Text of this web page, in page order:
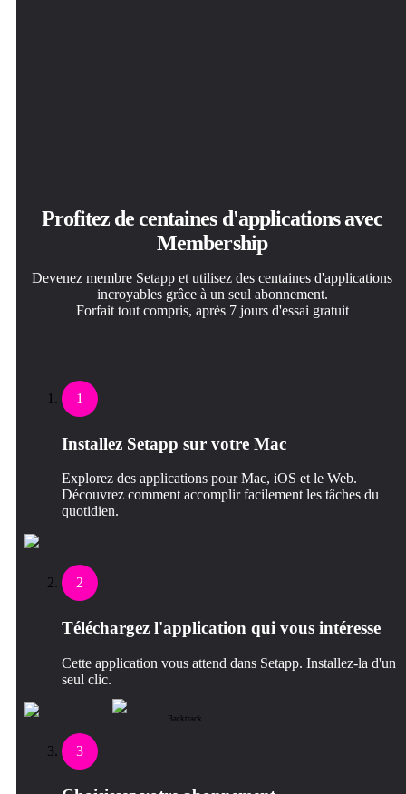
Profitez de centaines d'applications avec
Membership
Devenez membre Setapp et utilisez des centaines d'applications
incroyables grâce à un seul abonnement.
Forfait tout compris, après 7 jours d'essai gratuit
1
Installez Setapp sur votre Mac
Explorez des applications pour Mac, iOS et le Web.
Découvrez comment accomplir facilement les tâches du
quotidien.
2
Téléchargez l'application qui vous intéresse
Cette application vous attend dans Setapp. Installez-la d'un
seul clic.
Backtrack
3